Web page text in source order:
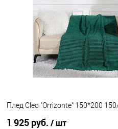
Купить в 1 клик
В избранное
В
Плед Cleo "Orrizonte" 150*200
1 925 руб. / шт